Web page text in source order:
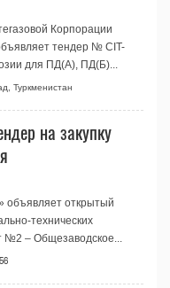
Корпорации
тендер № CIT-
для ПД(А), ПД(Б)...
Туркменистан
на закупку
объявляет открытый
технических
№2 – Общезаводское...